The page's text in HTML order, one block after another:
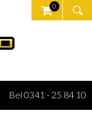
0
Bel 0341 - 25 84 10